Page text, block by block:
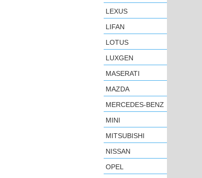
LEXUS
LIFAN
LOTUS
LUXGEN
MASERATI
MAZDA
MERCEDES-BENZ
MINI
MITSUBISHI
NISSAN
OPEL